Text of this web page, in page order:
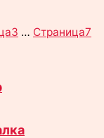
3 … Страница7